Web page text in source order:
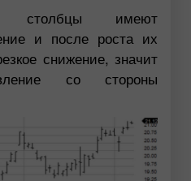
столбцы имеют
и после роста их
снижение, значит
со стороны